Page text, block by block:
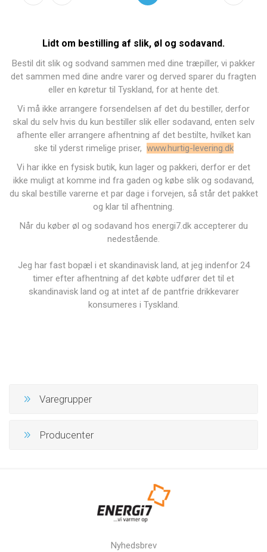
Lidt om bestilling af slik, øl og sodavand.
Bestil dit slik og sodvand sammen med dine træpiller, vi pakker
det sammen med dine andre varer og derved sparer du fragten
eller en køretur til Tyskland, for at hente det.
Vi må ikke arrangere forsendelsen af det du bestiller, derfor
skal du selv hvis du kun bestiller slik eller sodavand, enten selv
afhente eller arrangere afhentning af det bestilte, hvilket kan
ske til yderst rimelige priser, www.hurtig-levering.dk
Vi har ikke en fysisk butik, kun lager og pakkeri, derfor er det
ikke muligt at komme ind fra gaden og købe slik og sodavand,
du skal bestille varerne et par dage i forvejen, så står det pakket
og klar til afhentning.
Når du køber øl og sodavand hos energi7.dk accepterer du
nedestående.
Jeg har fast bopæl i et skandinavisk land, at jeg indenfor 24
timer efter afhentning af det købte udfører det til et
skandinavisk land og at intet af de pantfrie drikkevarer
konsumeres i Tyskland.
Varegrupper
Producenter
Nyhedsbrev